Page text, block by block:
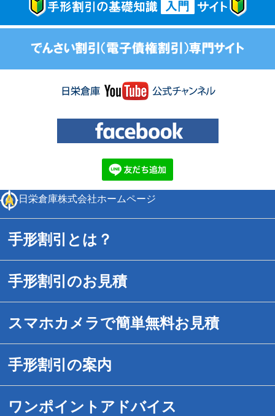
日栄倉庫株式会社ホームページ
手形割引とは？
手形割引のお見積
スマホカメラで簡単無料お見積
手形割引の案内
手形割引のご案内
ワンポイントアドバイス